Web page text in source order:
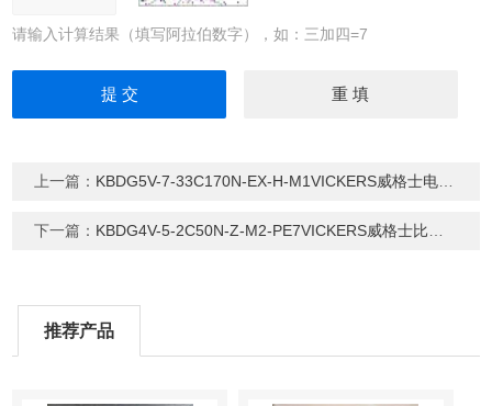
请输入计算结果（填写阿拉伯数字），如：三加四=7
上一篇： KBDG5V-7-33C170N-EX-H-M1VICKERS威格士电液比例控制阀
下一篇： KBDG4V-5-2C50N-Z-M2-PE7VICKERS威格士比例阀带控制放大器
推荐产品